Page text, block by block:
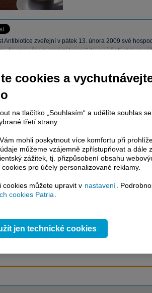
Antibiotice zveřejní v pátek 13. února 2009 své
že společnost oznámí konsolidovaný čistý zisk ve
článku je dostupné jen klientům placených
Plus
případně uživatelům platformy Patria Direct
služeb, potom je nutné se
placeného informačního servisu získáte
kekompletnímu zpravodajství
bez jakýchkoliv omezení. Veškeré
komentáře a horké zprávy jsou
a v plné verzi.
servis
, rozsáhlé databáze
avaluace
cookies a
na tlačítko „Souhlasím“ a udělíte souhlas
třetí strany.
mohli poskytnout více komfortu při
můžeme vzájemně zpřístupňovat a dále
zážitek, tj. přizpůsobení obsahu
pro účely personalizované reklamy.
cookies můžete upravit v nastavení .
cookies Patria
jen technické cookies